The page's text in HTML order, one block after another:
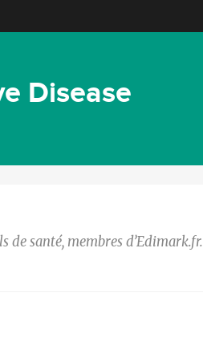
Disease
de santé, membres d’Edimark.fr.